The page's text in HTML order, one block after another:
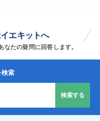
エキットへ
たの疑問に回答します。
検索